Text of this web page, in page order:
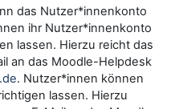
das Nutzer*innenkonto
ihr Nutzer*innenkonto
lassen. Hierzu reicht das
an das Moodle-Helpdesk
. Nutzer*innen können
lassen. Hierzu